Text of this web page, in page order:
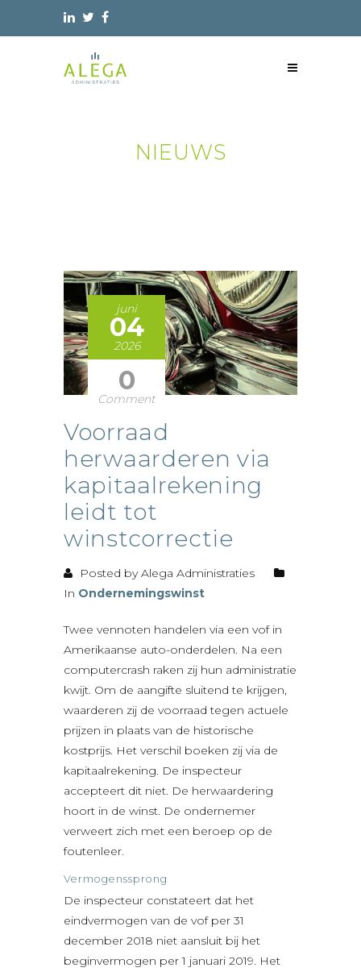
NIEUWS
juni
04
2026
0
Comment
Voorraad
herwaarderen via
kapitaalrekening
leidt tot
winstcorrectie
Posted by Alega Administraties
In Ondernemingswinst
Twee vennoten handelen via een vof in
Amerikaanse auto-onderdelen. Na een
computercrash raken zij hun administratie
kwijt. Om de aangifte sluitend te krijgen,
waarderen zij de voorraad tegen actuele
prijzen in plaats van de historische
kostprijs. Het verschil boeken zij via de
kapitaalrekening. De inspecteur
accepteert dit niet. De herwaardering
hoort in de winst. De ondernemer
verweert zich met een beroep op de
foutenleer.
Vermogenssprong
De inspecteur constateert dat het
eindvermogen van de vof per 31
december 2018 niet aansluit bij het
beginvermogen per 1 januari 2019. Het